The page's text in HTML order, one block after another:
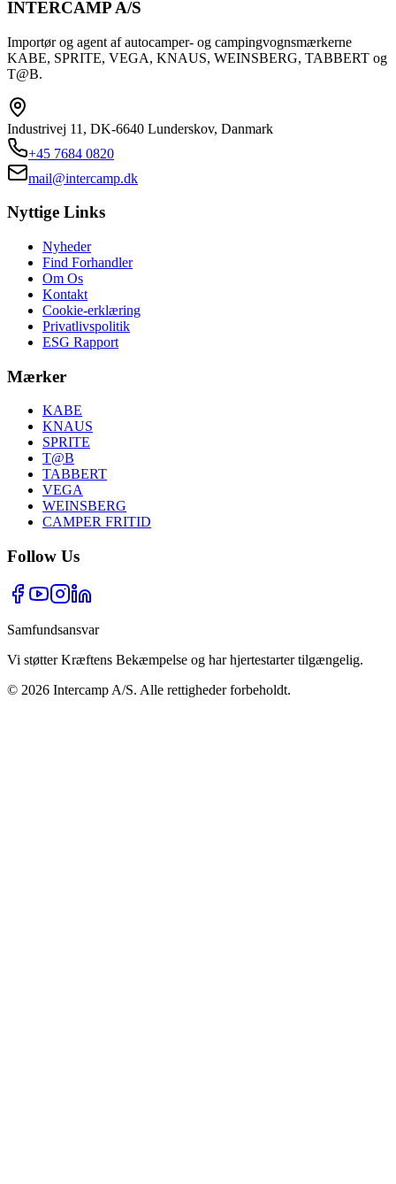
INTERCAMP A/S
Importør og agent af autocamper- og campingvognsmærkerne
KABE, SPRITE, VEGA, KNAUS, WEINSBERG, TABBERT og
T@B.
Industrivej 11, DK-6640 Lunderskov, Danmark
+45 7684 0820
mail@intercamp.dk
Nyttige Links
Nyheder
Find Forhandler
Om Os
Kontakt
Cookie-erklæring
Privatlivspolitik
ESG Rapport
Mærker
KABE
KNAUS
SPRITE
T@B
TABBERT
VEGA
WEINSBERG
CAMPER FRITID
Follow Us
Samfundsansvar
Vi støtter Kræftens Bekæmpelse og har hjertestarter tilgængelig.
© 2026 Intercamp A/S. Alle rettigheder forbeholdt.